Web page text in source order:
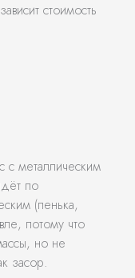
стоимость
с металлическим
по
(пенька,
потому что
но не
засор.